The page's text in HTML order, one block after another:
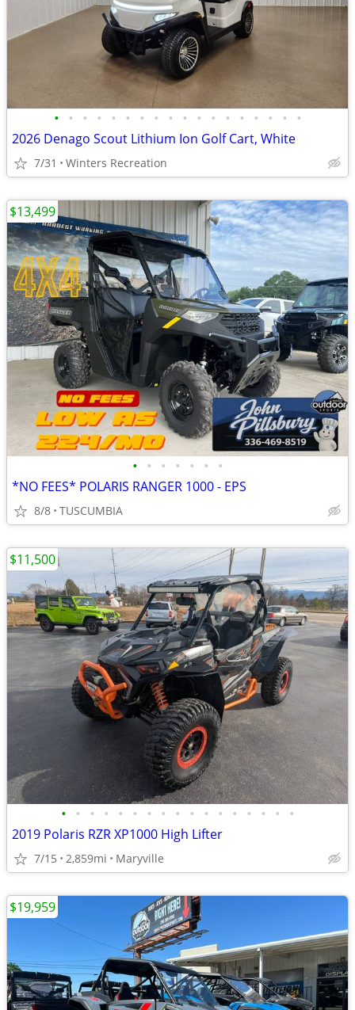
• • • • • • • • • • • • • • • • • •
2026 Denago Scout Lithium Ion Golf Cart, White
7/31 Winters Recreation
• • • • • • •
*NO FEES* POLARIS RANGER 1000 - EPS
8/8 TUSCUMBIA
$13,499
• • • • • • • • • • • • • • • • •
2019 Polaris RZR XP1000 High Lifter
7/15 2,859mi Maryville
$11,500
$19,959